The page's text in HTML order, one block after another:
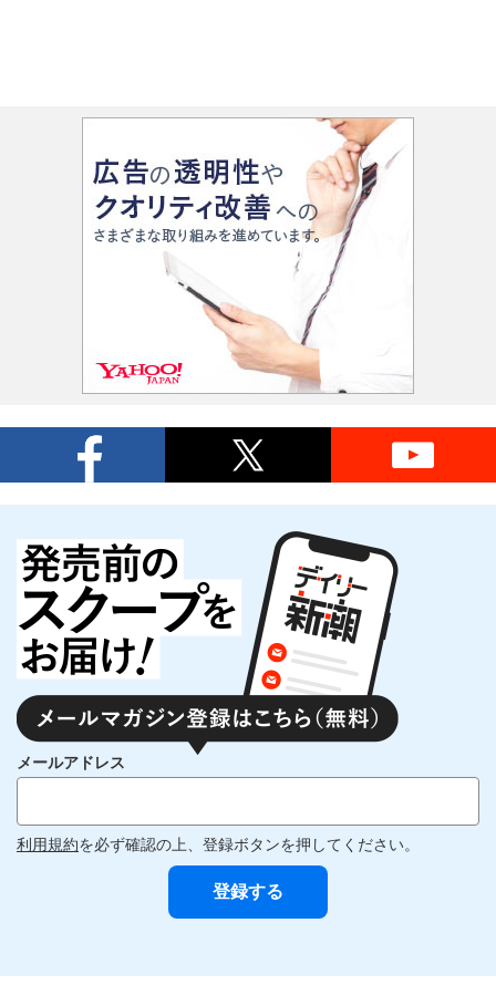
メールアドレス
利用規約を必ず確認の上、登録ボタンを押してください。